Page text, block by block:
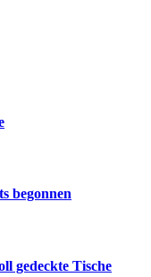
begonnen
gedeckte Tische